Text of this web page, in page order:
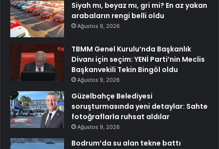
Siyah mı, beyaz mı, gri mi? En az yakan
arabaların rengi belli oldu
Ağustos 9, 2026
TBMM Genel Kurulu’nda Başkanlık
Divanı için seçim: YENİ Parti’nin Meclis
Başkanvekili Tekin Bingöl oldu
Ağustos 9, 2026
Güzelbahçe Belediyesi
soruşturmasında yeni detaylar: Sahte
fotoğraflarla ruhsat aldılar
Ağustos 9, 2026
Bodrum’da su alan tekne battı